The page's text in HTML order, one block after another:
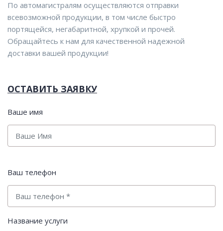
По автомагистралям осуществляются отправки
всевозможной продукции, в том числе быстро
портящейся, негабаритной, хрупкой и прочей.
Обращайтесь к нам для качественной надежной
доставки вашей продукции!
ОСТАВИТЬ ЗАЯВКУ
Ваше имя
Ваш телефон
Название услуги